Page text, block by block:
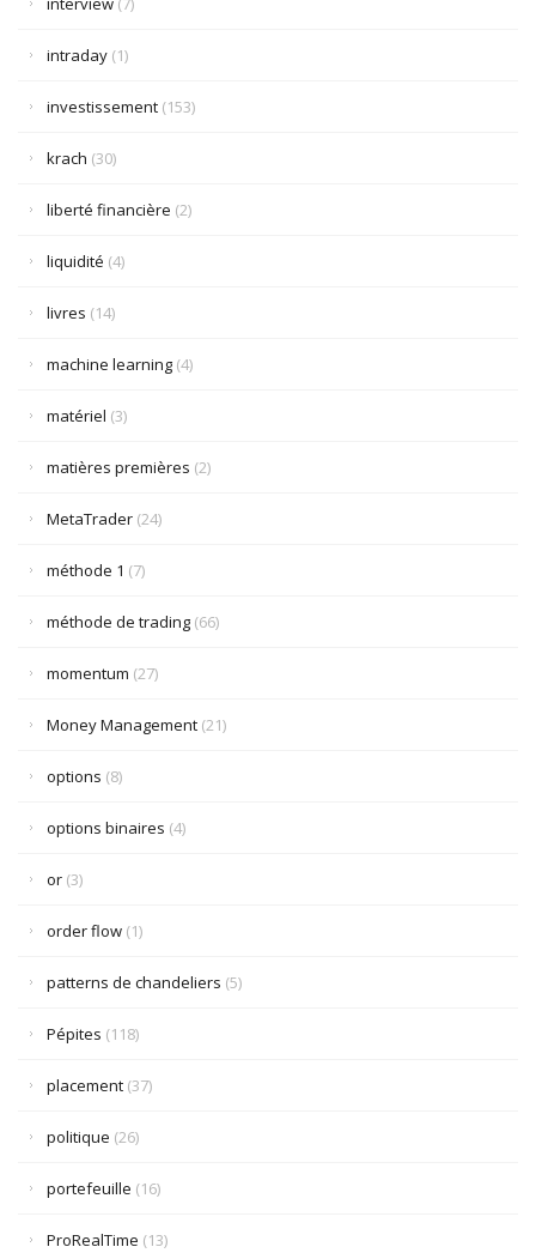
intraday (1)
investissement (153)
krach (30)
liberté financière (2)
liquidité (4)
livres (14)
machine learning (4)
matériel (3)
matières premières (2)
MetaTrader (24)
méthode 1 (7)
méthode de trading (66)
momentum (27)
Money Management (21)
options (8)
options binaires (4)
or (3)
order flow (1)
patterns de chandeliers (5)
Pépites (118)
placement (37)
politique (26)
portefeuille (16)
ProRealTime (13)